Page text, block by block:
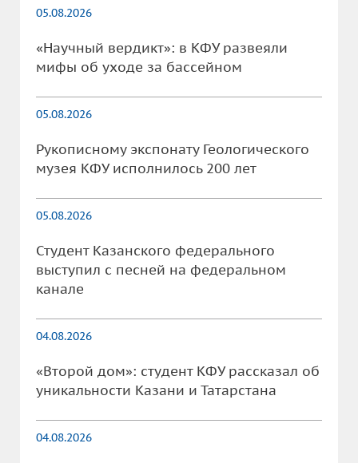
05.08.2026
«Научный вердикт»: в КФУ развеяли
мифы об уходе за бассейном
05.08.2026
Рукописному экспонату Геологического
музея КФУ исполнилось 200 лет
05.08.2026
Студент Казанского федерального
выступил с песней на федеральном
канале
04.08.2026
«Второй дом»: студент КФУ рассказал об
уникальности Казани и Татарстана
04.08.2026